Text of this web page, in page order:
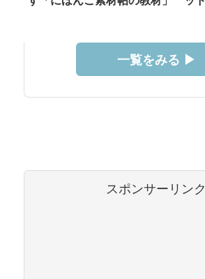
一覧をみる ▶︎
スポンサーリンク